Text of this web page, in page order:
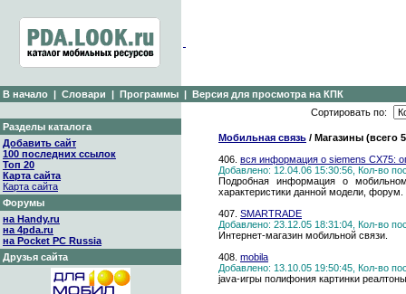
В начало | Словари | Программы | Версия для просмотра на КПК
Разделы каталога
Добавить сайт
100 последних ссылок
Топ 20
Карта сайта
Карта сайта
Форумы
на Handy.ru
на 4pda.ru
на Pocket PC Russia
Друзья сайта
Сортировать по:
Мобильная связь / Магазины (всего
406. вся информация о siemens CX75:
Добавлено: 12.04.06 15:30:56, Кол-во
Подробная информация о
характеристики данной модели, форум.
407. SMARTRADE
Добавлено: 23.12.05 18:31:04, Кол-во
Интернет-магазин мобильной связи.
408. mobila
Добавлено: 13.10.05 19:50:45, Кол-во
java-игры полифония картинки